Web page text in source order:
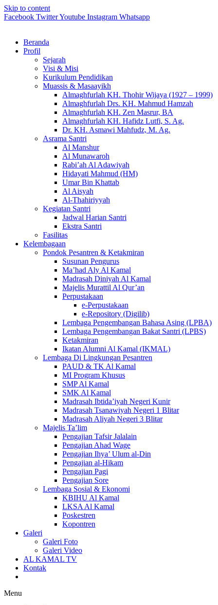
Skip to content
Facebook TwitterYoutube Instagram Whatsapp
Beranda
Profil
Sejarah
Visi & Misi
Kurikulum Pendidikan
Muassis & Masaayikh
Almaghfurlah KH. Thohir Wijaya (1927 – 1999)
Almaghfurlah Drs. KH. Mahmud Hamzah
Almaghfurlah KH. Zen Masrur, BA
Almaghfurlah KH. Hafidz Lutfi, S. Ag.
Dr. KH. Asmawi Mahfudz, M. Ag.
Asrama Santri
Al Manshur
Al Munawaroh
Rabi’ah Al Adawiyah
Hidayati Mahmud (HM)
Umar Bin Khattab
Al Aisyah
Al-Thahiriyyah
Kegiatan Santri
Jadwal Harian Santri
Ekstra Santri
Fasilitas
Kelembagaan
Pondok Pesantren & Ketakmiran
Susunan Pengurus
Ma’had Aly Al Kamal
Madrasah Diniyah Al Kamal
Majelis Murattil Al Qur’an
Perpustakaan
e-Perpustakaan
e-Repository (Digilib)
Lembaga Pengembangan Bahasa Asing (LPBA)
Lembaga Pengembangan Bakat Santri (LPBS)
Ketakmiran
Ikatan Alumni Al Kamal (IKMAL)
Lembaga Di Lingkungan Pesantren
PAUD & TK Al Kamal
MI Program Khusus
SMP Al Kamal
SMK Al Kamal
Madrasah Ibtida’iyah Negeri Kunir
Madrasah Tsanawiyah Negeri 1 Blitar
Madrasah Aliyah Negeri 3 Blitar
Majelis Ta’lim
Pengajian Tafsir Jalalain
Pengajian Ahad Wage
Pengajian Ihya’ Ulum al-Din
Pengajian al-Hikam
Pengajian Pagi
Pengajian Sore
Lembaga Sosial & Ekonomi
KBIHU Al Kamal
LKSA Al Kamal
Poskestren
Kopontren
Galeri
Galeri Foto
Galeri Video
AL KAMAL TV
Kontak
Menu